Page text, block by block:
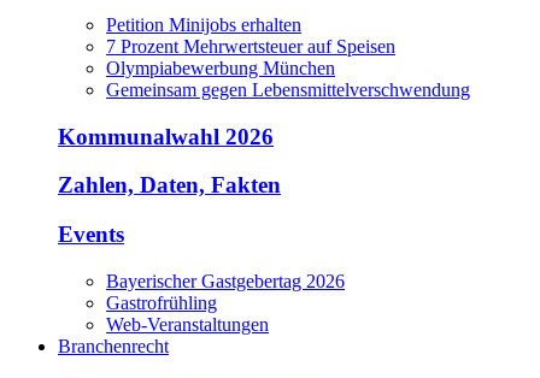
Petition Minijobs erhalten
7 Prozent Mehrwertsteuer auf Speisen
Olympiabewerbung München
Gemeinsam gegen Lebensmittelverschwendung
Kommunalwahl 2026
Zahlen, Daten, Fakten
Events
Bayerischer Gastgebertag 2026
Gastrofrühling
Web-Veranstaltungen
Branchenrecht